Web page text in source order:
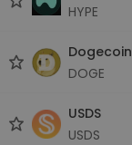
HYPE
Dogecoin
DOGE
USDS
USDS